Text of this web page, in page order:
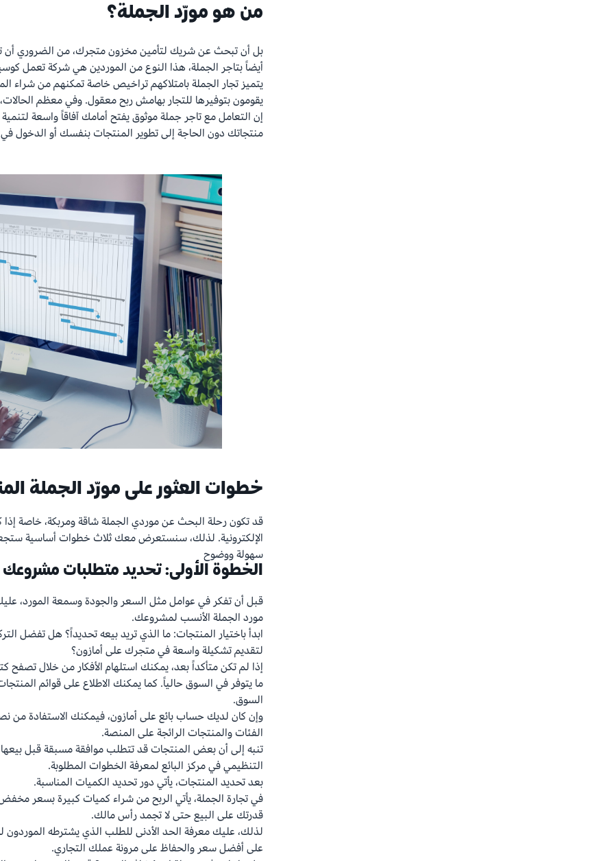
من هو مورّد الجملة؟
بل أن تبحث عن شريك لتأمين مخزون متجرك، من الضروري أن
أيضاً بتاجر الجملة، هذا النوع من الموردين هي شركة تعمل
يتميز تجار الجملة بامتلاكهم تراخيص خاصة تمكنهم من شراء
يقومون بتوفيرها للتجار بهامش ربح معقول. وفي معظم
إن التعامل مع تاجر جملة موثوق يفتح أمامك آفاقاً واسعة
منتجاتك دون الحاجة إلى تطوير المنتجات بنفسك أو الدخول في
خطوات العثور على مورّد الجملة
قد تكون رحلة البحث عن موردي الجملة شاقة ومربكة، خاصة
الإلكترونية. لذلك، سنستعرض معك ثلاث خطوات أساسية
سهولة ووضوح
الخطوة الأولى: تحديد متطلبات مشروعك
قبل أن تفكر في عوامل مثل السعر والجودة وسمعة المورد،
مورد الجملة الأنسب لمشروعك.
ابدأ باختيار المنتجات: ما الذي تريد بيعه تحديداً؟ هل تفضل
لتقديم تشكيلة واسعة في متجرك على أمازون؟
إذا لم تكن متأكداً بعد، يمكنك استلهام الأفكار من خلال تصفح
ما يتوفر في السوق حالياً. كما يمكنك الاطلاع على قوائم
السوق.
وإن كان لديك حساب بائع على أمازون، فيمكنك الاستفادة من
الفئات والمنتجات الرائجة على المنصة.
تنبه إلى أن بعض المنتجات قد تتطلب موافقة مسبقة قبل
التنظيمي في مركز البائع لمعرفة الخطوات المطلوبة.
بعد تحديد المنتجات، يأتي دور تحديد الكميات المناسبة.
في تجارة الجملة، يأتي الربح من شراء كميات كبيرة بسعر
قدرتك على البيع حتى لا تجمد رأس مالك.
لذلك، عليك معرفة الحد الأدنى للطلب الذي يشترطه الموردون
على أفضل سعر والحفاظ على مرونة عملك التجاري.